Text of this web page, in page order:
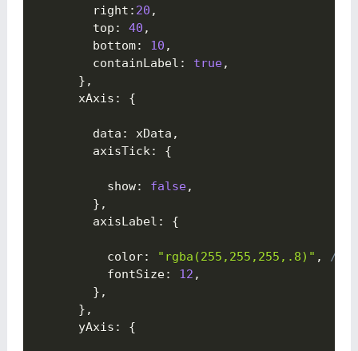
        right
: 20 ,
        top
: 40 ,
        bottom
: 10 ,
        containLabel
: true,
} ,
      xAxis
: {
        data
: xData ,
        axisTick
: {
          show
: false,
} ,
        axisLabel
: {
          color
: "rgba(255,255,255,.8)" ,
//
          fontSize
: 12 ,
} ,
} ,
      yAxis
: {